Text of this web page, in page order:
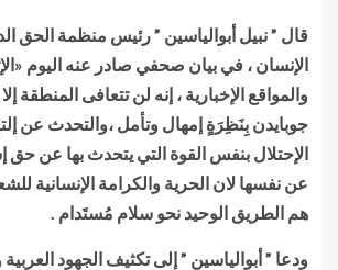
قال ” نبيل أبوالياسين ” رئيس منظمة الحق
الإنسان ، في بيان صحفي صادر عنه اليوم
والمواقع الإخبارية ، إنه لن تتعافى المنطقة
جوبايدن بِنَظِرَةٍ إمهال وتأمل ،والتحدث عن
الإحتلال بنفس القوة التي يتحدث بها عن حق
عن نفسها لان الحرية والكرامة الإنسانية
هم الطريق الوحيد نحو سلام مُستَدام .
ودعا ” أبوالياسين ” إلى تكثيف الجهود